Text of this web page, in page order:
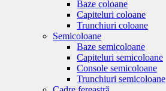
Baze coloane
Capiteluri coloane
Trunchiuri coloane
Semicoloane
Baze semicoloane
Capiteluri semicoloane
Console semicoloane
Trunchiuri semicoloane